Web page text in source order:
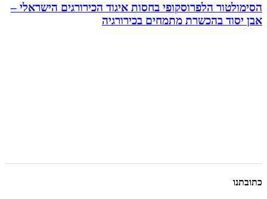
הסימולטור הלפרוסקופי בחסות איגוד הכירורגים הישראלי –
אבן יסוד בהכשרת מתמחים בכירורגיה
כתובתנו